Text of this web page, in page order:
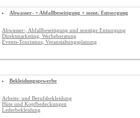
Abwasser- + Abfallbeseitigung + sonst. Entsorgung
Abwasser-, Abfallbeseitigung und sonstige Entsorgung
Direktmarketing, Werbeberatung
Events-Tourismus, Veranstaltungsplanung
Bekleidungsgewerbe
Arbeits- und Berufsbekleidung
Hüte und Kopfbedeckungen
Lederbekleidung